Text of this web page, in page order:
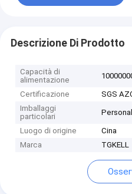
Descrizione Di Prodotto
Capacità di
alimentazione
Certificazione
SGS
Imballaggi
particolari
Luogo di origine
Cina
Marca
TGKELL